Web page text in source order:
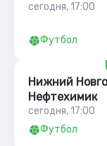
сегодня, 17:00
Футбол
Нижний
Нефтехимик
сегодня, 17:00
Футбол